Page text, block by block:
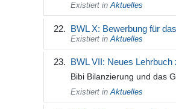
Existiert in Aktuelles
BWL X: Bewerbung für
Existiert in Aktuelles
BWL VII: Neues
Bibi Bilanzierung und das
Existiert in Aktuelles